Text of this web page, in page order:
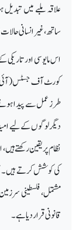
علاقہ ملبے میں
ساتھ، غیر انسانی
اس مایوسی اور
کورٹ آف جسٹس (آئی سی
طرز عمل سے پیدا ہونے
دیگر لوگوں کے لیے
نظام پر یقین رکھتے
کی کوشش کرتے ہیں۔
مشتمل، فلسطینی
قانونی قرار دیا ہے۔